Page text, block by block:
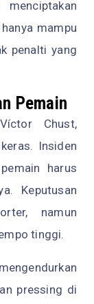
mampu
penalti yang
Pemain
Chust,
Insiden
harus
Keputusan
namun
tinggi.
pressing di